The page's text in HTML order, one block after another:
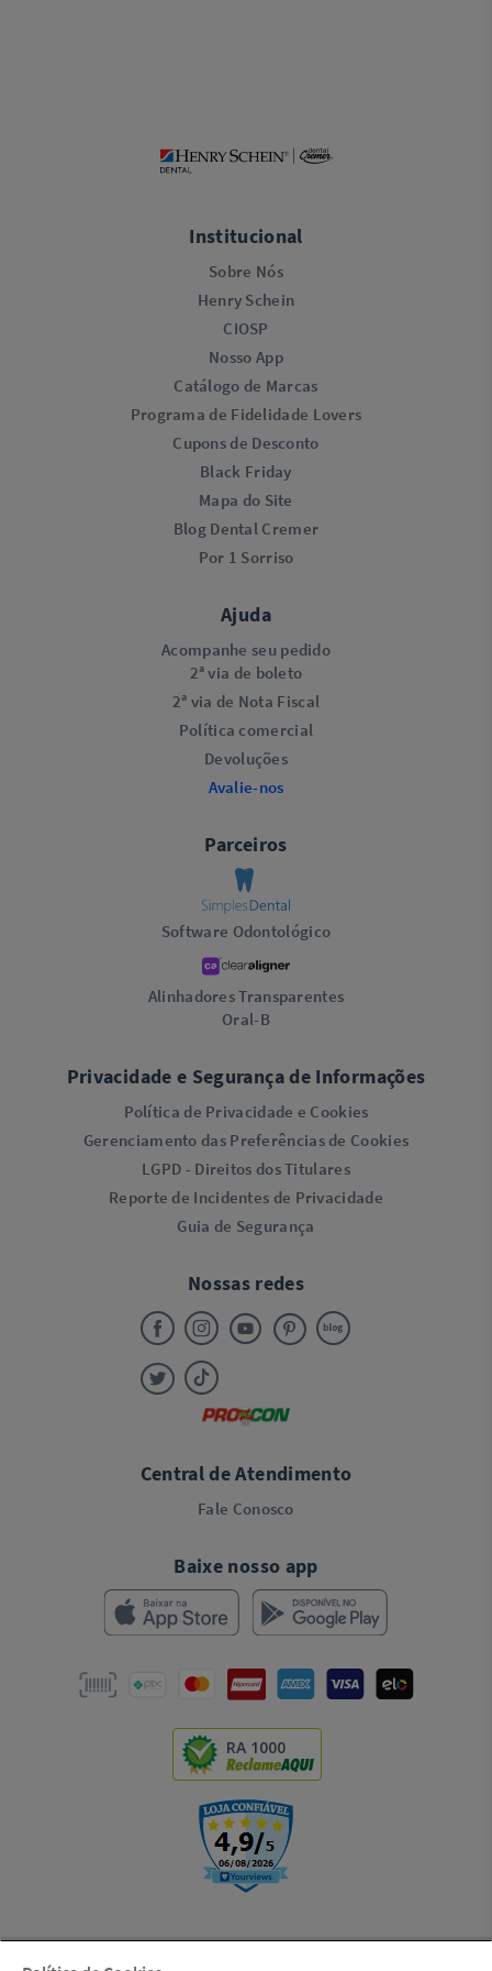
Institucional
Sobre Nós
Henry Schein
CIOSP
Nosso App
Catálogo de Marcas
Programa de Fidelidade Lovers​
Cupons de Desconto
Black Friday
Mapa do Site
Blog Dental Cremer
Por 1 Sorriso
Ajuda
Acompanhe seu pedido
2ª via de boleto
2ª via de Nota Fiscal
Política comercial
Devoluções
Avalie-nos
Parceiros
Software Odontológico
Alinhadores Transparentes
Oral-B
Privacidade e Segurança de Informações
Política de Privacidade e Cookies
Gerenciamento das Preferências de Cookies
LGPD - Direitos dos Titulares
Reporte de Incidentes de Privacidade
Guia de Segurança
Nossas redes
Central de Atendimento
Fale Conosco
Baixe nosso app
RA 1000